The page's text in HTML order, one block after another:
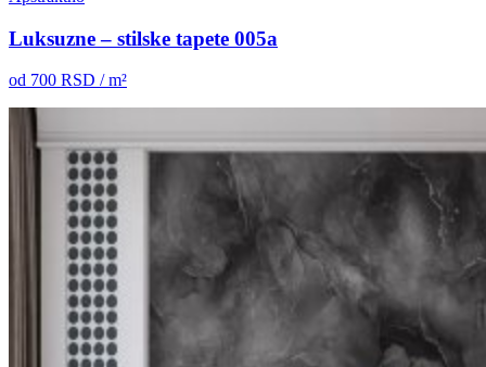
Luksuzne – stilske tapete 005a
od 700 RSD / m²